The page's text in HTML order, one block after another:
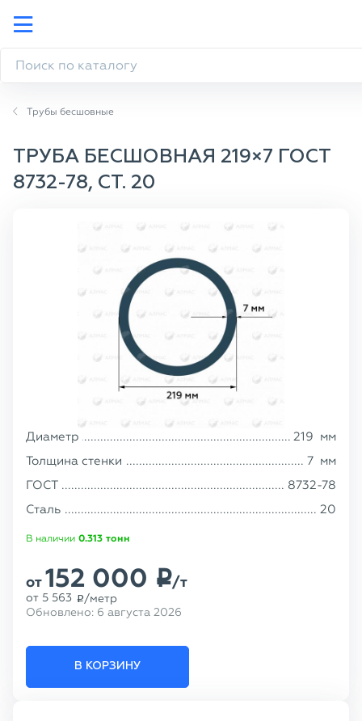
Трубы бесшовные
ТРУБА БЕСШОВНАЯ 219×7 ГОСТ
8732-78, СТ. 20
Диаметр 219 мм
Толщина стенки
7 мм
ГОСТ
8732-78
Сталь
20
В наличии 0.313 тонн
от152 000 p/т
от 5 563 p /метр
Обновлено: 6 августа 2026
В КОРЗИНУ